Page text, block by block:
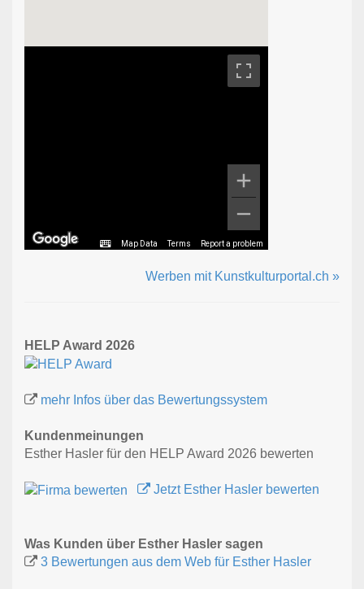
Map Data Terms Report a problem
Werben mit Kunstkulturportal.ch »
HELP Award 2026
mehr Infos über das Bewertungssystem
Kundenmeinungen
Esther Hasler für den HELP Award 2026 bewerten
Jetzt Esther Hasler bewerten
Was Kunden über Esther Hasler sagen
3 Bewertungen aus dem Web für Esther Hasler